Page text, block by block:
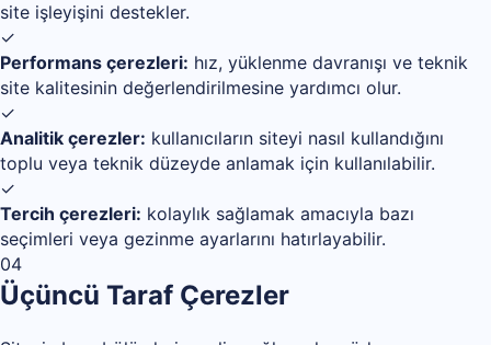
site işleyişini destekler.
✓
Performans çerezleri: hız, yüklenme davranışı ve teknik
site kalitesinin değerlendirilmesine yardımcı olur.
✓
Analitik çerezler: kullanıcıların siteyi nasıl kullandığını
toplu veya teknik düzeyde anlamak için kullanılabilir.
✓
Tercih çerezleri: kolaylık sağlamak amacıyla bazı
seçimleri veya gezinme ayarlarını hatırlayabilir.
04
Üçüncü Taraf Çerezler